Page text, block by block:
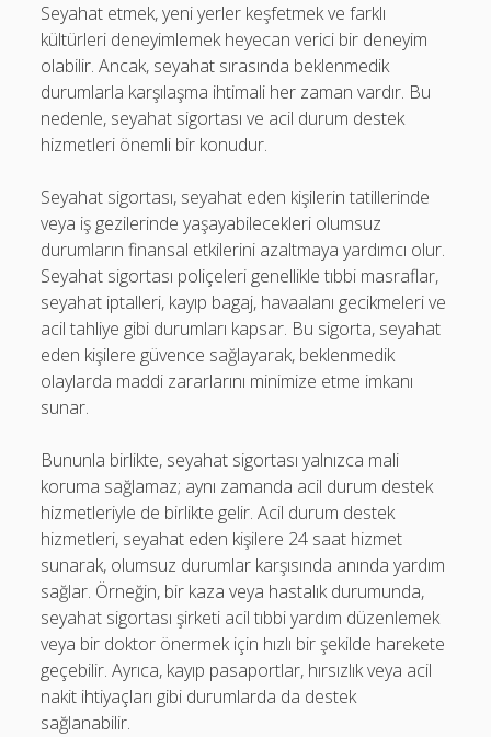
Seyahat etmek, yeni yerler keşfetmek ve farklı
kültürleri deneyimlemek heyecan verici bir deneyim
olabilir. Ancak, seyahat sırasında beklenmedik
durumlarla karşılaşma ihtimali her zaman vardır. Bu
nedenle, seyahat sigortası ve acil durum destek
hizmetleri önemli bir konudur.
Seyahat sigortası, seyahat eden kişilerin tatillerinde
veya iş gezilerinde yaşayabilecekleri olumsuz
durumların finansal etkilerini azaltmaya yardımcı olur.
Seyahat sigortası poliçeleri genellikle tıbbi masraflar,
seyahat iptalleri, kayıp bagaj, havaalanı gecikmeleri ve
acil tahliye gibi durumları kapsar. Bu sigorta, seyahat
eden kişilere güvence sağlayarak, beklenmedik
olaylarda maddi zararlarını minimize etme imkanı
sunar.
Bununla birlikte, seyahat sigortası yalnızca mali
koruma sağlamaz; aynı zamanda acil durum destek
hizmetleriyle de birlikte gelir. Acil durum destek
hizmetleri, seyahat eden kişilere 24 saat hizmet
sunarak, olumsuz durumlar karşısında anında yardım
sağlar. Örneğin, bir kaza veya hastalık durumunda,
seyahat sigortası şirketi acil tıbbi yardım düzenlemek
veya bir doktor önermek için hızlı bir şekilde harekete
geçebilir. Ayrıca, kayıp pasaportlar, hırsızlık veya acil
nakit ihtiyaçları gibi durumlarda da destek
sağlanabilir.